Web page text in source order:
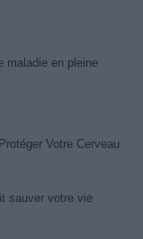
maladie en pleine
Votre Cerveau
sauver votre vie